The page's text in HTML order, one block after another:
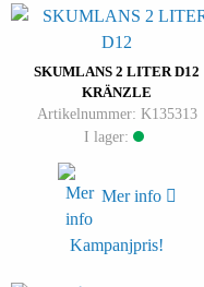
SKUMLANS 2 LITER D12
KRÄNZLE
Artikelnummer: K135313
I lager:
Mer info
Kampanjpris!